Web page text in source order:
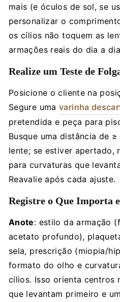
mais (e óculos de sol, se
personalizar o
os cílios não toquem as
armações reais do dia a
Realize um Teste de
Posicione o cliente na
Segure umavarinha
pretendida e peça para
Busque uma distância de
lente; se estiver apertado,
para curvaturas que
Reavalie após cada ajuste.
Registre o Que Importa
Anote: estilo da armação
acetato profundo),
sela, prescrição (miopia/
formato do olho e
cílios. Isso orienta centros
que levantam primeiro e